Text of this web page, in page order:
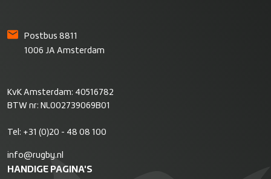
Postbus 8811
1006 JA Amsterdam
KvK Amsterdam: 40516782
BTW nr: NL002739069B01
Tel: +31 (0)20 - 48 08 100
info@rugby.nl
HANDIGE PAGINA'S